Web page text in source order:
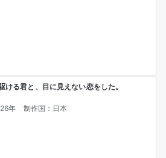
引く」シリーズ
島さん」　※ボイスドラマのみ有り
ード」
ジョンの幼なじみ」　※ボイスドラ
転「冒険者酒場の料理人」
あるき」
らない」　※ボイスドラマのみ有
んだ！」　※ボイスドラマのみ有
ける君と、目に見えない恋をした。
年
制作国：日本